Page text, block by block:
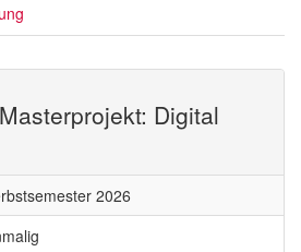
Digital
2026